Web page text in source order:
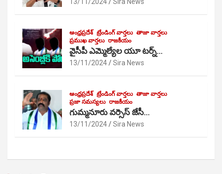
ఆంధ్రప్రదేశ్ ట్రేండింగ్ వార్తలు తాజా వార్తలు
ప్రముఖ వార్తలు రాజకీయం
వైసీపీ ఎమ్మెల్యేల యూ టర్న్…
13/11/2024 Sira News
ఆంధ్రప్రదేశ్ ట్రేండింగ్ వార్తలు తాజా వార్తలు
ప్రజా సమస్యలు రాజకీయం
గుమ్మనూరు వర్సెస్ జేసీ…
13/11/2024 Sira News